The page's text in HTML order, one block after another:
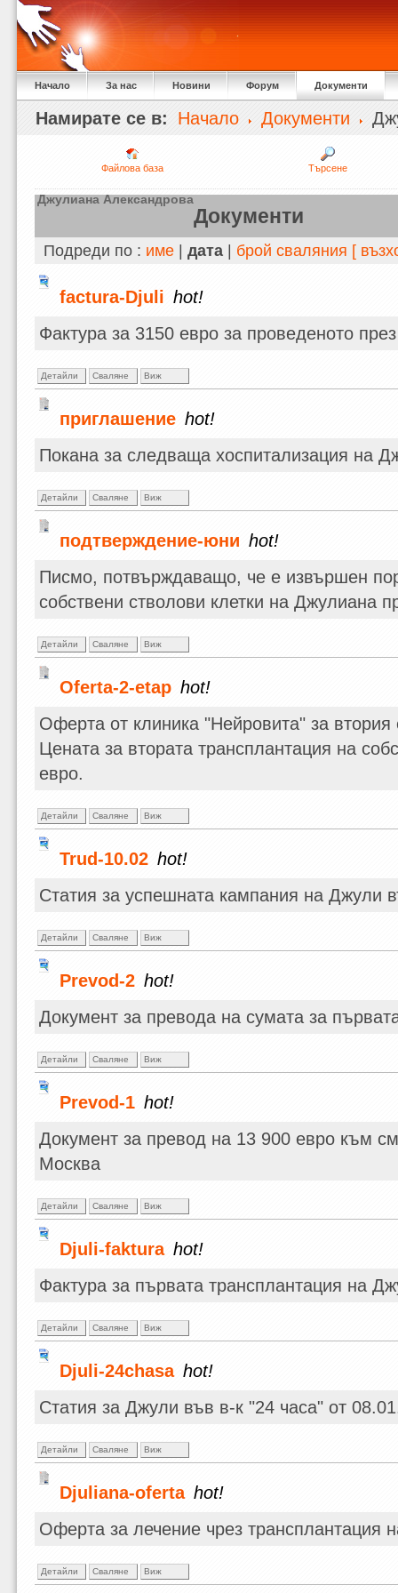
Начало За нас Новини Форум Документи
Намирате се в: Начало Документи
Файлова база Търсене
Джулиана Александрова
Документи
Подреди по : име дата брой сваляния [
factura-Djuli hot!
Фактура за 3150 евро за проведеното
Детайли Сваляне Виж
приглашение hot!
Покана за следваща хоспитализация на
Детайли Сваляне Виж
подтверждение-юни hot!
Писмо, потвърждаващо, че е извършен
собствени стволови клетки на Джулиана
Детайли Сваляне Виж
Oferta-2-etap hot!
Оферта от клиника "Нейровита" за
Цената за втората трансплантация на
евро.
Детайли Сваляне Виж
Trud-10.02 hot!
Статия за успешната кампания на Джули
Детайли Сваляне Виж
Prevod-2 hot!
Документ за превода на сумата за
Детайли Сваляне Виж
Prevod-1 hot!
Документ за превод на 13 900 евро към
Москва
Детайли Сваляне Виж
Djuli-faktura hot!
Фактура за първата трансплантация на
Детайли Сваляне Виж
Djuli-24chasa hot!
Статия за Джули във в-к "24 часа" от
Детайли Сваляне Виж
Djuliana-oferta hot!
Оферта за лечение чрез трансплантация
Детайли Сваляне Виж